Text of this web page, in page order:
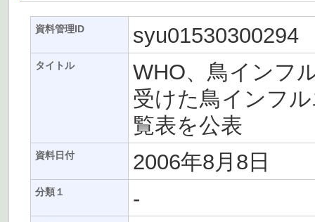
資料管理ID syu01530300294
タイトル
WHO、鳥インフ
受けた鳥インフ
覧表を公表
資料日付 2006年8月8日
分類１ -